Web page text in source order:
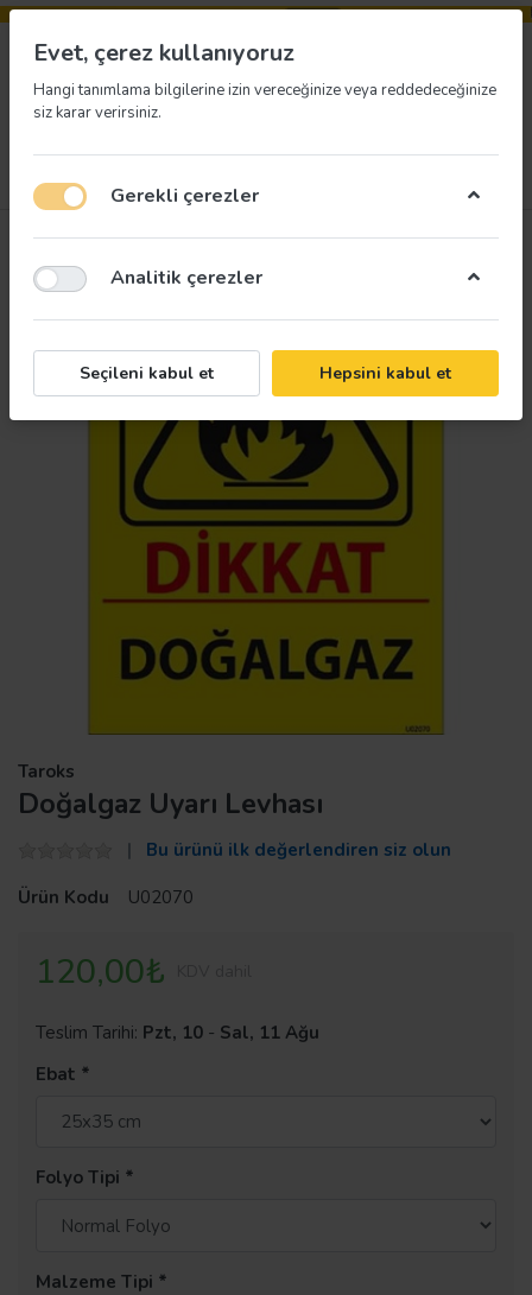
Taroks
Doğalgaz Uyarı Levhası
Bu ürünü ilk değerlendiren siz olun
Ürün Kodu
U02070
120,00₺
Teslim Tarihi: Pzt, 10 - Sal, 11 Ağu
Ebat
Folyo Tipi
Malzeme Tipi
Evet, çerez kullanıyoruz
Hangi tanımlama bilgilerine izin vereceğinize veya reddedeceğinize
siz karar verirsiniz.
Gerekli çerezler
Analitik çerezler
Seçileni kabul et Hepsini kabul et